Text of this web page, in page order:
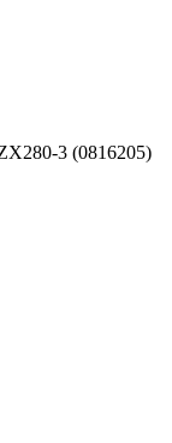
3 (0816205)